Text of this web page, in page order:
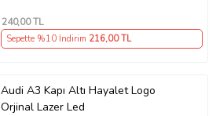
240,00 TL
Sepette %10 İndirim 216,00 TL
Audi A3 Kapı Altı Hayalet Logo
Orjinal Lazer Led